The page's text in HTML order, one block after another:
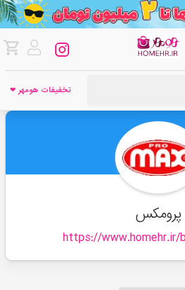
تخفیفات هومهر ❤
پرومکس
https://www.homehr.ir/